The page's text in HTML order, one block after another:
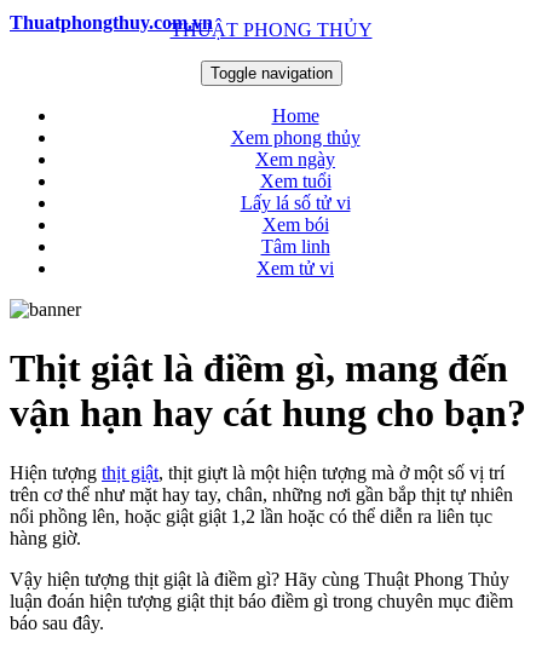
THUẬT PHONG THỦY
Thuatphongthuy.com.vn
Toggle navigation
Home
Xem phong thủy
Xem ngày
Xem tuổi
Lấy lá số tử vi
Xem bói
Tâm linh
Xem tử vi
Thịt giật là điềm gì, mang đến
vận hạn hay cát hung cho bạn?
Hiện tượng thịt giật, thịt giựt là một hiện tượng mà ở một số vị trí
trên cơ thể như mặt hay tay, chân, những nơi gần bắp thịt tự nhiên
nổi phồng lên, hoặc giật giật 1,2 lần hoặc có thể diễn ra liên tục
hàng giờ.
Vậy hiện tượng thịt giật là điềm gì? Hãy cùng Thuật Phong Thủy
luận đoán hiện tượng giật thịt báo điềm gì trong chuyên mục điềm
báo sau đây.